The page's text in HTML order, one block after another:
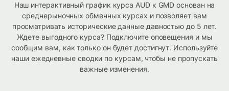
Наш интерактивный график курса AUD к GMD основан на
среднерыночных обменных курсах и позволяет вам
просматривать исторические данные давностью до 5 лет.
Ждете выгодного курса? Подключите оповещения и мы
сообщим вам, как только он будет достигнут. Используйте
наши ежедневные сводки по курсам, чтобы не пропускать
важные изменения.